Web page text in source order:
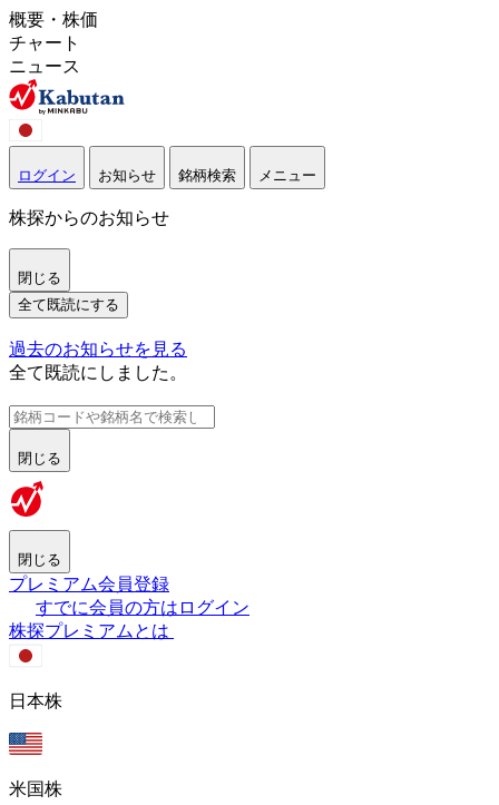
概要・株価
チャート
ニュース
ログイン お知らせ 銘柄検索 メニュー
株探からのお知らせ
閉じる
全て既読にする
過去のお知らせを見る
全て既読にしました。
閉じる
閉じる
プレミアム会員登録
すでに会員の方はログイン
株探プレミアムとは
日本株
米国株